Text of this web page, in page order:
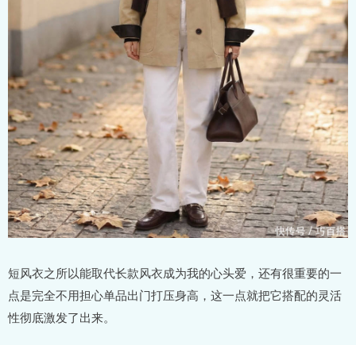
短风衣之所以能取代长款风衣成为我的心头爱，还有很重要的一
点是完全不用担心单品出门打压身高，这一点就把它搭配的灵活
性彻底激发了出来。